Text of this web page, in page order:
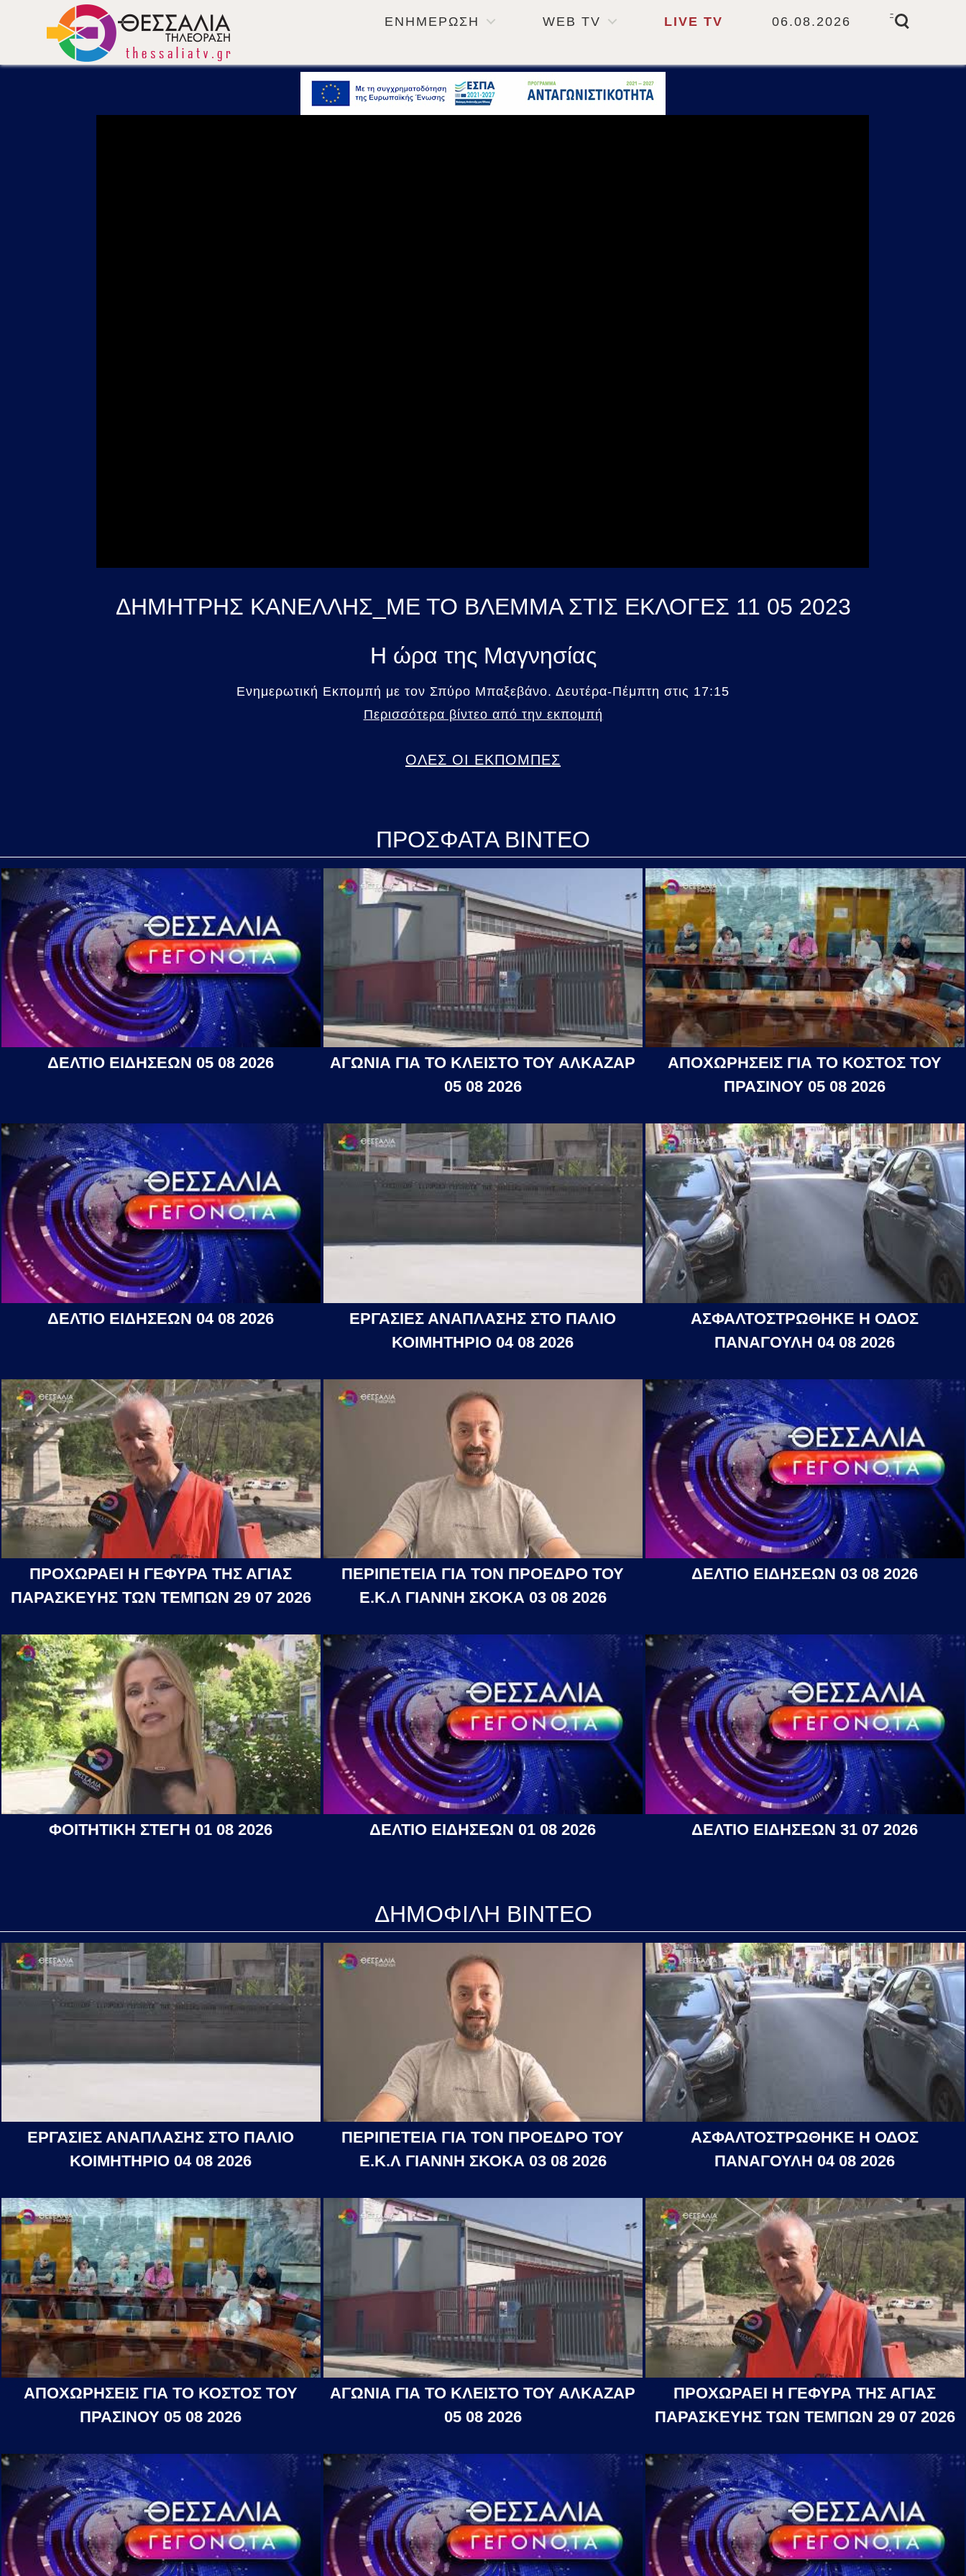
ΕΝΗΜΕΡΩΣΗ WEB TV LIVE TV 06.08.2026
-
ΔΗΜΗΤΡΗΣ ΚΑΝΕΛΛΗΣ_ΜΕ ΤΟ ΒΛΕΜΜΑ ΣΤΙΣ ΕΚΛΟΓΕΣ 11 05 2023
Η ώρα της Μαγνησίας
Ενημερωτική Εκπομπή με τον Σπύρο Μπαξεβάνο. Δευτέρα-Πέμπτη στις 17:15
Περισσότερα βίντεο από την εκπομπή
ΟΛΕΣ ΟΙ ΕΚΠΟΜΠΕΣ
ΠΡΟΣΦΑΤΑ ΒΙΝΤΕΟ
ΔΕΛΤΙΟ ΕΙΔΗΣΕΩΝ 05 08 2026
ΑΓΩΝΙΑ ΓΙΑ ΤΟ ΚΛΕΙΣΤΟ ΤΟΥ ΑΛΚΑΖΑΡ
05 08 2026
ΑΠΟΧΩΡΗΣΕΙΣ ΓΙΑ ΤΟ ΚΟΣΤΟΣ ΤΟΥ
ΠΡΑΣΙΝΟΥ 05 08 2026
ΔΕΛΤΙΟ ΕΙΔΗΣΕΩΝ 04 08 2026
ΕΡΓΑΣΙΕΣ ΑΝΑΠΛΑΣΗΣ ΣΤΟ ΠΑΛΙΟ
ΚΟΙΜΗΤΗΡΙΟ 04 08 2026
ΑΣΦΑΛΤΟΣΤΡΩΘΗΚΕ Η ΟΔΟΣ
ΠΑΝΑΓΟΥΛΗ 04 08 2026
ΠΡΟΧΩΡΑΕΙ Η ΓΕΦΥΡΑ ΤΗΣ ΑΓΙΑΣ
ΠΑΡΑΣΚΕΥΗΣ ΤΩΝ ΤΕΜΠΩΝ 29 07 2026
ΠΕΡΙΠΕΤΕΙΑ ΓΙΑ ΤΟΝ ΠΡΟΕΔΡΟ ΤΟΥ
Ε.Κ.Λ ΓΙΑΝΝΗ ΣΚΟΚΑ 03 08 2026
ΔΕΛΤΙΟ ΕΙΔΗΣΕΩΝ 03 08 2026
ΦΟΙΤΗΤΙΚΗ ΣΤΕΓΗ 01 08 2026 ΔΕΛΤΙΟ ΕΙΔΗΣΕΩΝ 01 08 2026 ΔΕΛΤΙΟ ΕΙΔΗΣΕΩΝ 31 07 2026
ΔΗΜΟΦΙΛΗ ΒΙΝΤΕΟ
ΕΡΓΑΣΙΕΣ ΑΝΑΠΛΑΣΗΣ ΣΤΟ ΠΑΛΙΟ
ΚΟΙΜΗΤΗΡΙΟ 04 08 2026
ΠΕΡΙΠΕΤΕΙΑ ΓΙΑ ΤΟΝ ΠΡΟΕΔΡΟ ΤΟΥ
Ε.Κ.Λ ΓΙΑΝΝΗ ΣΚΟΚΑ 03 08 2026
ΑΣΦΑΛΤΟΣΤΡΩΘΗΚΕ Η ΟΔΟΣ
ΠΑΝΑΓΟΥΛΗ 04 08 2026
ΑΠΟΧΩΡΗΣΕΙΣ ΓΙΑ ΤΟ ΚΟΣΤΟΣ ΤΟΥ
ΠΡΑΣΙΝΟΥ 05 08 2026
ΑΓΩΝΙΑ ΓΙΑ ΤΟ ΚΛΕΙΣΤΟ ΤΟΥ ΑΛΚΑΖΑΡ
05 08 2026
ΠΡΟΧΩΡΑΕΙ Η ΓΕΦΥΡΑ ΤΗΣ ΑΓΙΑΣ
ΠΑΡΑΣΚΕΥΗΣ ΤΩΝ ΤΕΜΠΩΝ 29 07 2026